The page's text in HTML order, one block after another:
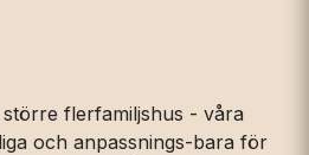
flerfamiljshus - våra
och anpassnings-bara för